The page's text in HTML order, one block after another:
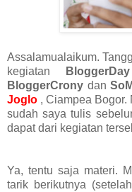
Assalamualaikum.
kegiatan
BloggerCrony dan
Joglo , Ciampea
sudah saya tulis
dapat dari kegiatan
Ya, tentu saja materi.
tarik berikutnya